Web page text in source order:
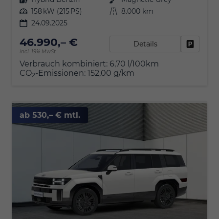
Leistung 158 kW (215 PS) Kilometerstand 8.000 km
24.09.2025
46.990,– €
incl. 19% MwSt.
Details
Verbrauch kombiniert: 6,70 l/100km
CO2-Emissionen: 152,00 g/km
ab 530,– € mtl.